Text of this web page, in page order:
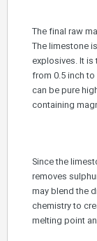
The final raw
The
explosives. It
from 0.5 inch
can be pure
containing
Since the
removes
may blend
chemistry to
melting point